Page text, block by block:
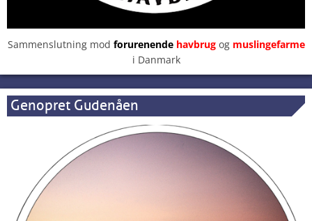
Sammenslutning mod forurenendehavbrugog muslingefarme
i Danmark
Genopret Gudenåen